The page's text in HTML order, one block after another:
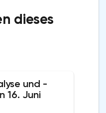
dieses
und -
16. Juni